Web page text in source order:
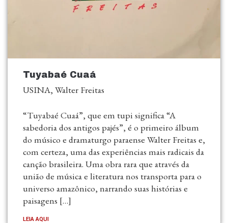
Tuyabaé Cuaá
USINA, Walter Freitas
“Tuyabaé Cuaá”, que em tupi significa “A
sabedoria dos antigos pajés”, é o primeiro álbum
do músico e dramaturgo paraense Walter Freitas e,
com certeza, uma das experiências mais radicais da
canção brasileira. Uma obra rara que através da
união de música e literatura nos transporta para o
universo amazônico, narrando suas histórias e
paisagens […]
LEIA AQUI